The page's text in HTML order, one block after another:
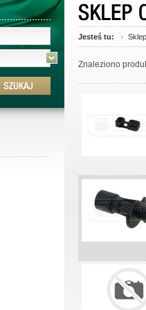
Jesteś tu: Sklep
Znaleziono